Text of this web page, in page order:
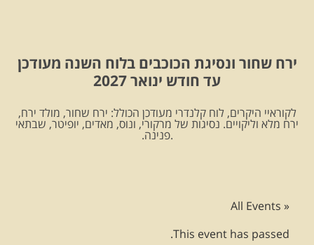
ירח שחור ונסיגת הכוכבים בלוח השנה מעודכן
עד חודש ינואר 2027
לקוראיי היקרים, לוח קלנדרי מעודכן הכולל: ירח שחור, מולד ירח,
ירח מלא וליקויים. נסיגות של מרקורי, ונוס, מאדים, יופיטר, שבתאי
.פנינה.
« All Events
This event has passed.